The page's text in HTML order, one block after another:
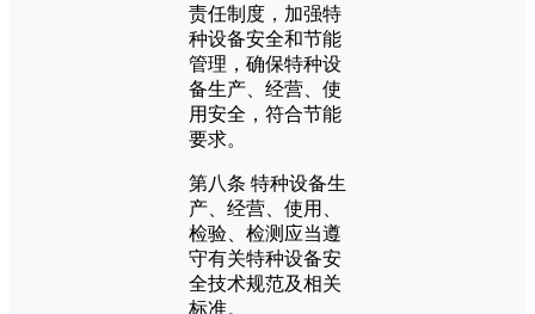
责任制度，加强特
种设备安全和节能
管理，确保特种设
备生产、经营、使
用安全，符合节能
要求。
第八条 特种设备生
产、经营、使用、
检验、检测应当遵
守有关特种设备安
全技术规范及相关
标准。